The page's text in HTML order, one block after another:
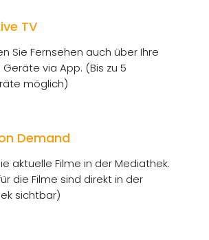
TV
Sie Fernsehen auch über Ihre
via App. (Bis zu 5
möglich)
Demand
aktuelle Filme in der Mediathek.
die Filme sind direkt in der
sichtbar)